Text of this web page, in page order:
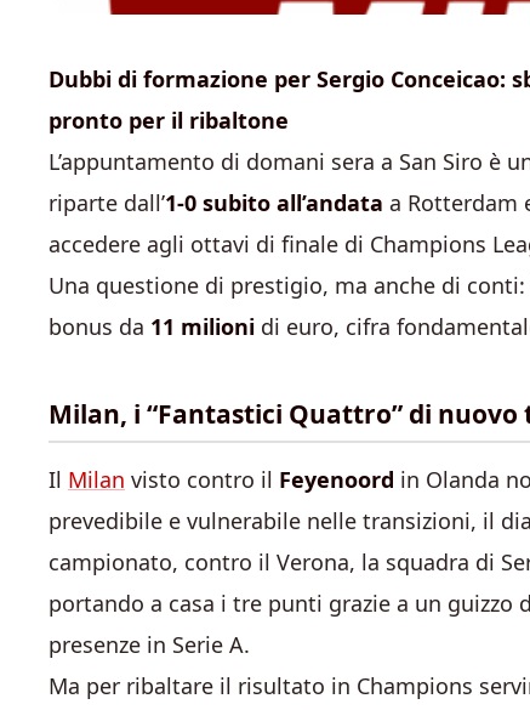
Dubbi di formazione per Sergio
pronto per il ribaltone
L’appuntamento di domani sera a San Siro è
riparte dall’1-0 subito all’andata a Rotterdam
accedere agli ottavi di finale di Champions
Una questione di prestigio, ma anche di
bonus da 11 milioni di euro, cifra
Milan, i “Fantastici Quattro” di
Il Milan visto contro il Feyenoord in Olanda
prevedibile e vulnerabile nelle transizioni, il
campionato, contro il Verona, la squadra di
portando a casa i tre punti grazie a un guizzo
presenze in Serie A.
Ma per ribaltare il risultato in Champions